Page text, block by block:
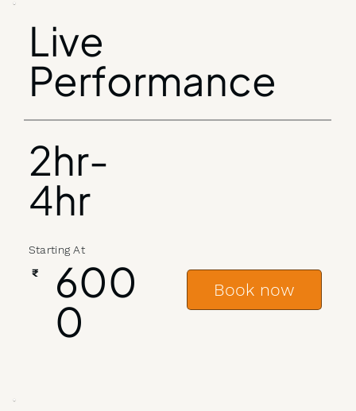
Live
Performance
2hr-
4hr
Starting At
₹
600
0
Book now